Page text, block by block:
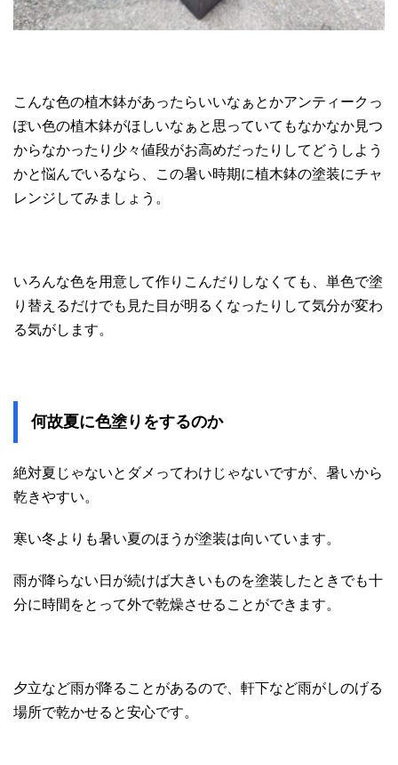
こんな色の植木鉢があったらいいなぁとかアンティークっ
ぽい色の植木鉢がほしいなぁと思っていてもなかなか見つ
からなかったり少々値段がお高めだったりしてどうしよう
かと悩んでいるなら、この暑い時期に植木鉢の塗装にチャ
レンジしてみましょう。
いろんな色を用意して作りこんだりしなくても、単色で塗
り替えるだけでも見た目が明るくなったりして気分が変わ
る気がします。
何故夏に色塗りをするのか
絶対夏じゃないとダメってわけじゃないですが、暑いから
乾きやすい。
寒い冬よりも暑い夏のほうが塗装は向いています。
雨が降らない日が続けば大きいものを塗装したときでも十
分に時間をとって外で乾燥させることができます。
夕立など雨が降ることがあるので、軒下など雨がしのげる
場所で乾かせると安心です。